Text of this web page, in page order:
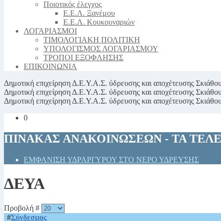
Ποιοτικός έλεγχος
Ε.Ε.Λ. Ξανέμου
Ε.Ε.Λ. Κουκουναριών
ΛΟΓΑΡΙΑΣΜΟΙ
ΤΙΜΟΛΟΓΙΑΚΗ ΠΟΛΙΤΙΚΗ
ΥΠΟΛΟΓΙΣΜΟΣ ΛΟΓΑΡΙΑΣΜΟΥ
ΤΡΟΠΟΙ ΕΞΟΦΛΗΣΗΣ
ΕΠΙΚΟΙΝΩΝΙΑ
Δημοτική επιχείρηση Δ.Ε.Υ.Α.Σ. ύδρευσης και αποχέτευσης
Δημοτική επιχείρηση Δ.Ε.Υ.Α.Σ. ύδρευσης και αποχέτευσης
Δημοτική επιχείρηση Δ.Ε.Υ.Α.Σ. ύδρευσης και αποχέτευσης
0
ΠΙΝΑΚΑΣ ΑΝΑΚΟΙΝΩΣΕΩΝ - ΤΑ
ΕΜΦΑΝΙΣΗ ΥΔΡΑΡΓΥΡΟΥ ΣΤΟ ΝΕΡΟ ΥΔΡΕΥΣΗΣ
ΔΕΥΑ
Προβολή #
#Σύνδεσμος